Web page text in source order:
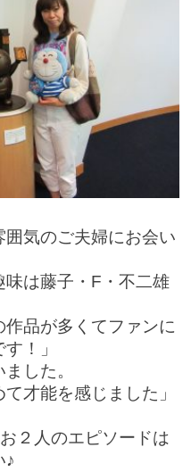
気のご夫婦にお会い
は藤子・F・不二雄
作品が多くてファンに
！」
した。
才能を感じました」
２人のエピソードは
♪